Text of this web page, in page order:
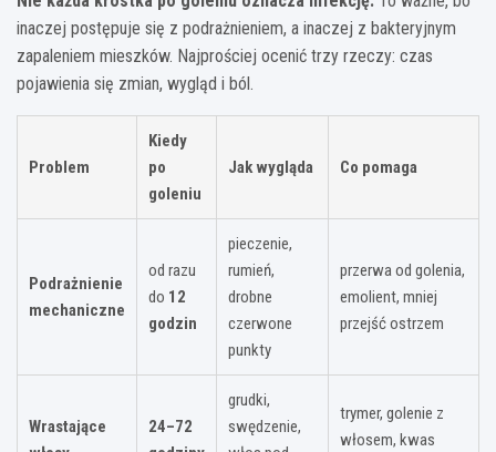
inaczej postępuje się z podrażnieniem, a inaczej z bakteryjnym
zapaleniem mieszków. Najprościej ocenić trzy rzeczy: czas
pojawienia się zmian, wygląd i ból.
Problem
Kiedy
po
goleniu
Jak wygląda Co pomaga
Podrażnienie
mechaniczne
od razu
do 12
godzin
pieczenie,
rumień,
drobne
czerwone
punkty
przerwa od golenia,
emolient, mniej
przejść ostrzem
Wrastające
24–72
grudki,
swędzenie,
trymer, golenie z
włosem, kwas